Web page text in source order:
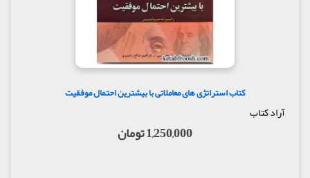
کتاب استراتژی های معاملاتی با بیشترین احتمال موفقیت
آراد کتاب
1,250,000 تومان